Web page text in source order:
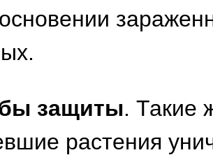
защиты. Такие
растения